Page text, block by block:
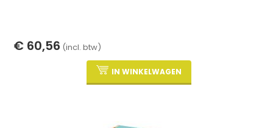
€ 60,56 (incl. btw)
IN WINKELWAGEN